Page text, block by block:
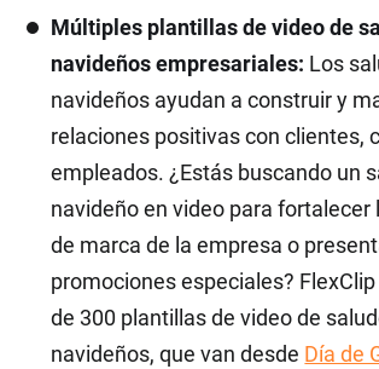
Múltiples plantillas de video de
navideños empresariales: Los
navideños ayudan a construir y
relaciones positivas con clientes,
empleados. ¿Estás buscando un
navideño en video para fortalecer
de marca de la empresa o
promociones especiales?
de 300 plantillas de video de
navideños, que van desde Día de